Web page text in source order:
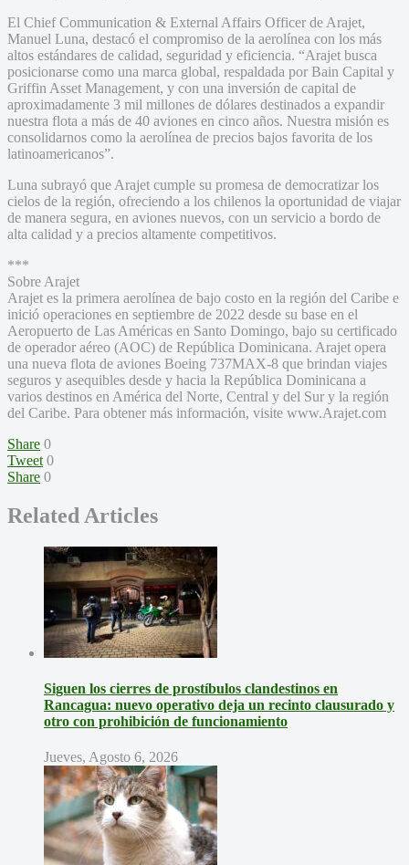
El Chief Communication & External Affairs Officer de Arajet,
Manuel Luna, destacó el compromiso de la aerolínea con los más
altos estándares de calidad, seguridad y eficiencia. “Arajet busca
posicionarse como una marca global, respaldada por Bain Capital y
Griffin Asset Management, y con una inversión de capital de
aproximadamente 3 mil millones de dólares destinados a expandir
nuestra flota a más de 40 aviones en cinco años. Nuestra misión es
consolidarnos como la aerolínea de precios bajos favorita de los
latinoamericanos”.
Luna subrayó que Arajet cumple su promesa de democratizar los
cielos de la región, ofreciendo a los chilenos la oportunidad de viajar
de manera segura, en aviones nuevos, con un servicio a bordo de
alta calidad y a precios altamente competitivos.
***
Sobre Arajet
Arajet es la primera aerolínea de bajo costo en la región del Caribe e
inició operaciones en septiembre de 2022 desde su base en el
Aeropuerto de Las Américas en Santo Domingo, bajo su certificado
de operador aéreo (AOC) de República Dominicana. Arajet opera
una nueva flota de aviones Boeing 737MAX-8 que brindan viajes
seguros y asequibles desde y hacia la República Dominicana a
varios destinos en América del Norte, Central y del Sur y la región
del Caribe. Para obtener más información, visite www.Arajet.com
Share 0
Tweet 0
Share 0
Related Articles
Siguen los cierres de prostíbulos clandestinos en
Rancagua: nuevo operativo deja un recinto clausurado y
otro con prohibición de funcionamiento
Jueves, Agosto 6, 2026